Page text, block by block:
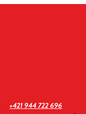
+421 944 722 696